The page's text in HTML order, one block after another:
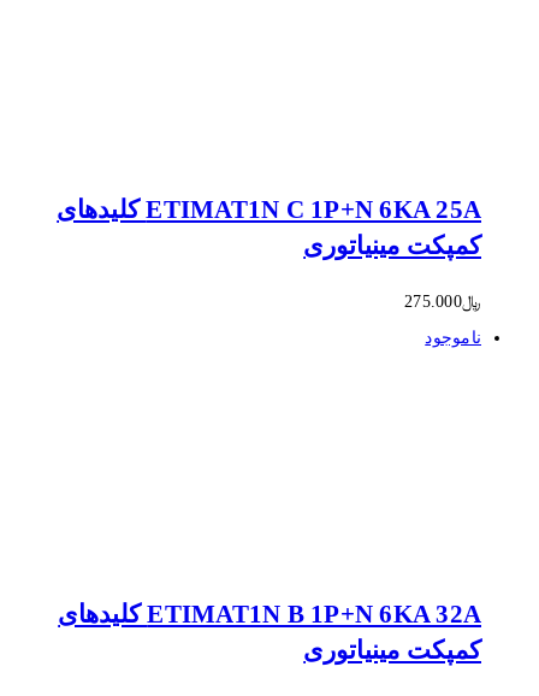
ETIMAT1N C 1P+N 6KA 25A کلیدهای
کمپکت مینیاتوری
﷼275.000
ناموجود
ETIMAT1N B 1P+N 6KA 32A کلیدهای
کمپکت مینیاتوری